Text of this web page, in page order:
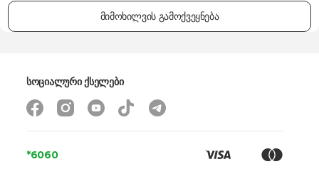
მიმოხილვის გამოქვეყნება
*6060
სოციალური ქსელები